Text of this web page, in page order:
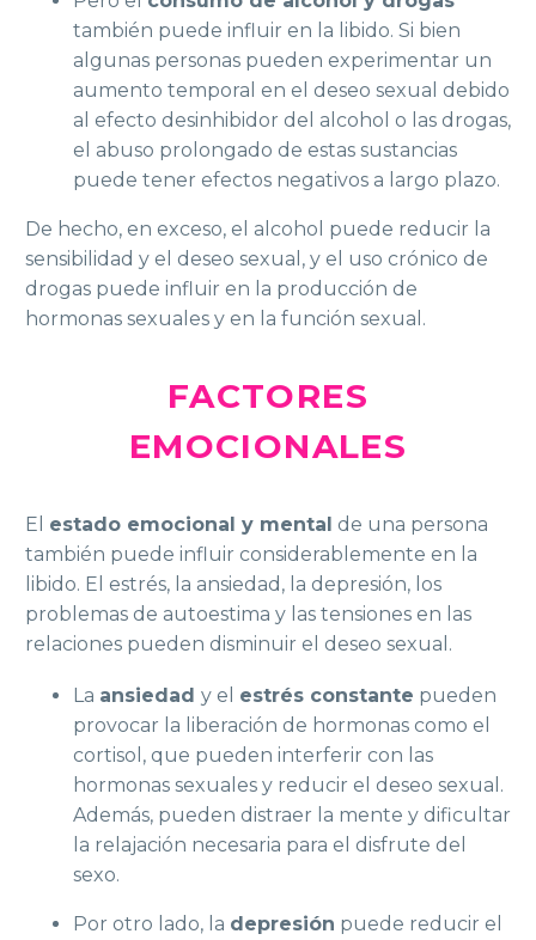
también puede influir en la libido. Si bien
algunas personas pueden experimentar un
aumento temporal en el deseo sexual debido
al efecto desinhibidor del alcohol o las drogas,
el abuso prolongado de estas sustancias
puede tener efectos negativos a largo plazo.
De hecho, en exceso, el alcohol puede reducir la
sensibilidad y el deseo sexual, y el uso crónico de
drogas puede influir en la producción de
hormonas sexuales y en la función sexual.
FACTORES
EMOCIONALES
El estado emocional y mental de una persona
también puede influir considerablemente en la
libido. El estrés, la ansiedad, la depresión, los
problemas de autoestima y las tensiones en las
relaciones pueden disminuir el deseo sexual.
La ansiedad y el estrés constante pueden
provocar la liberación de hormonas como el
cortisol, que pueden interferir con las
hormonas sexuales y reducir el deseo sexual.
Además, pueden distraer la mente y dificultar
la relajación necesaria para el disfrute del
sexo.
Por otro lado, la depresión puede reducir el